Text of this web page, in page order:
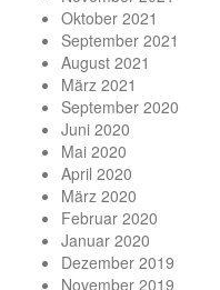
Oktober 2021
September 2021
August 2021
März 2021
September 2020
Juni 2020
Mai 2020
April 2020
März 2020
Februar 2020
Januar 2020
Dezember 2019
November 2019